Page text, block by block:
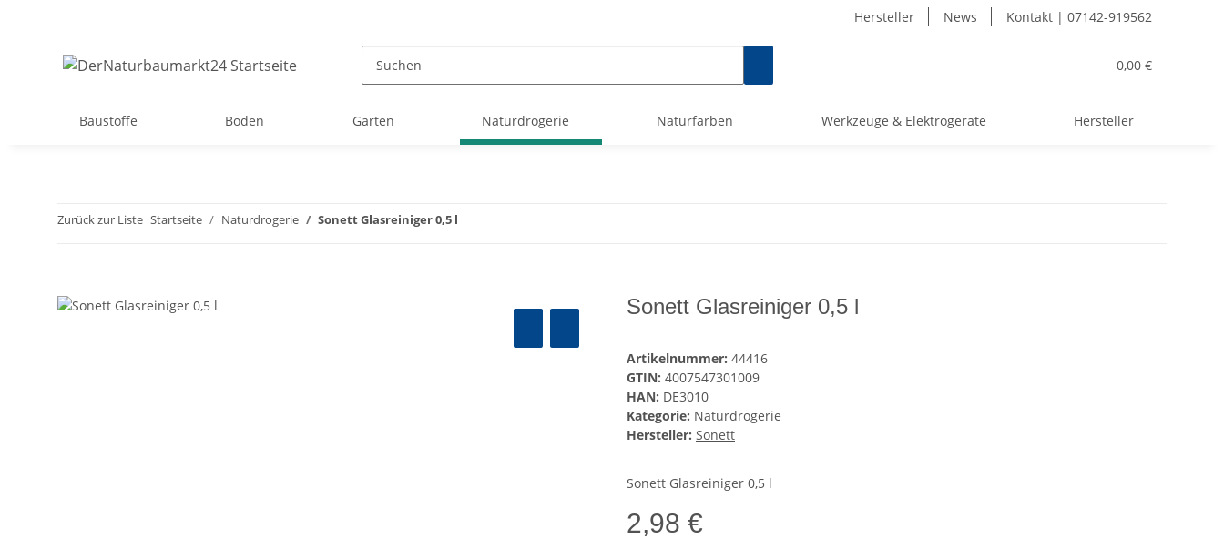
Hersteller News Kontakt | 07142-919562
0,00 €
Baustoffe Böden Garten Naturdrogerie Naturfarben Werkzeuge & Elektrogeräte Hersteller
Zurück zur Liste Startseite Naturdrogerie Sonett Glasreiniger 0,5 l
Sonett Glasreiniger 0,5 l
Artikelnummer: 44416
GTIN: 4007547301009
HAN: DE3010
Kategorie: Naturdrogerie
Hersteller: Sonett
Sonett Glasreiniger 0,5 l
2,98 €